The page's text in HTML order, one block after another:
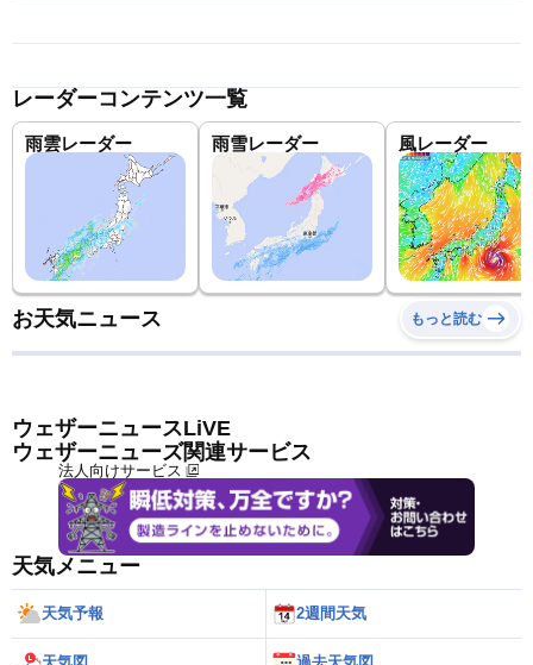
レーダーコンテンツ一覧
雨雲レーダー 雨雪レーダー 風レーダー
お天気ニュース もっと読む
ウェザーニュースLiVE
ウェザーニューズ関連サービス
法人向けサービス
天気メニュー
天気予報 2週間天気